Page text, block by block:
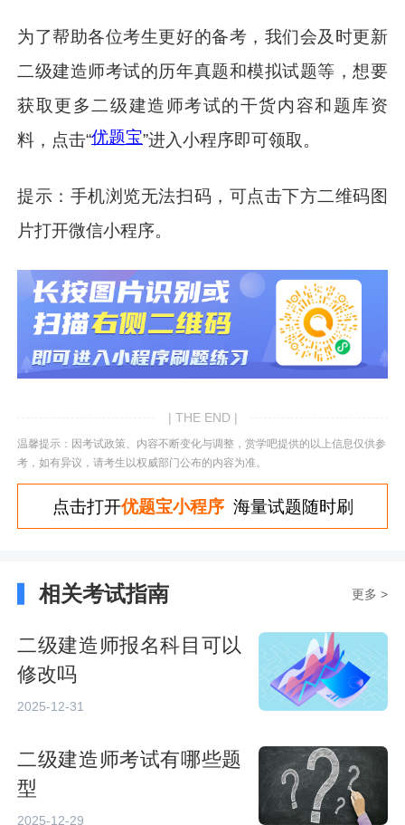
为了帮助各位考生更好的备考，我们会及时更新
二级建造师考试的历年真题和模拟试题等，想要
获取更多二级建造师考试的干货内容和题库资
料，点击“优题宝”进入小程序即可领取。
提示：手机浏览无法扫码，可点击下方二维码图
片打开微信小程序。
| THE END |
温馨提示：因考试政策、内容不断变化与调整，赏学吧提供的以上信息仅供参
考，如有异议，请考生以权威部门公布的内容为准。
点击打开优题宝小程序海量试题随时刷
相关考试指南 更多 >
二级建造师报名科目可以
修改吗
2025-12-31
二级建造师考试有哪些题
型
2025-12-29